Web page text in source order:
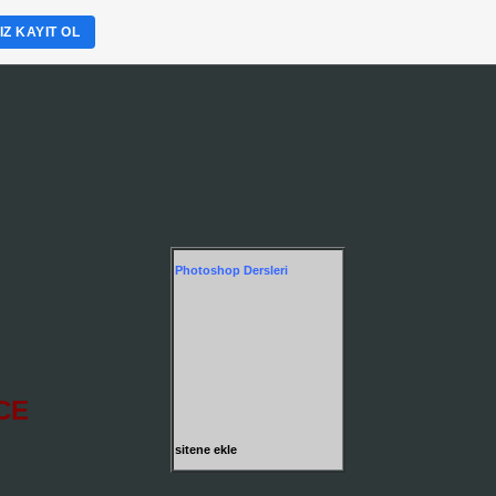
Photoshop Dersleri
sitene ekle
KAYIT OL